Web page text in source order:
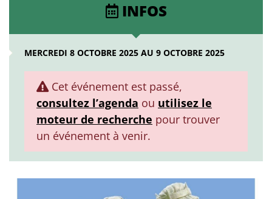
INFOS
MERCREDI 8 OCTOBRE 2025 AU 9 OCTOBRE 2025
Cet événement est passé,
consultez l’agenda ou utilisez le
moteur de recherche pour trouver
un événement à venir.